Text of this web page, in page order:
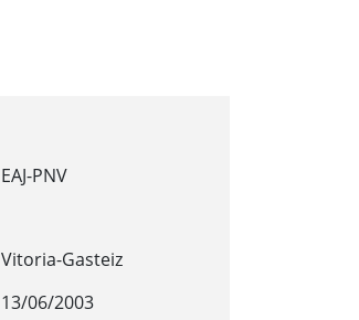
EAJ-PNV
Vitoria-Gasteiz
13/06/2003